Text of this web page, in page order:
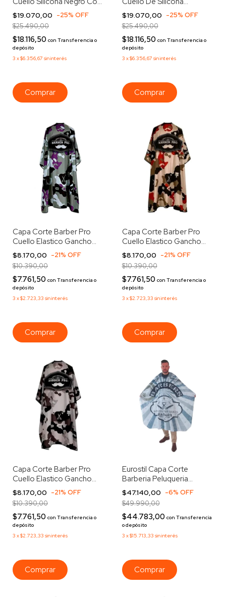
Rojo Manchas Negro Con
Rojo Negro
$19.070,00 -25% OFF
$25.490,00
$18.116,50 con Transferencia o
depósito
3 x$6.356,67 sin interés
Profesional Negro Lisa
Negro
$19.070,00 -25% OFF
$25.490,00
$18.116,50 con Transferencia o
depósito
3 x$6.356,67 sin interés
Capa Corte Barber Pro
Cuello Elastico Gancho
141-a Violeta
$8.170,00 -21% OFF
$10.390,00
$7.761,50 con Transferencia o
depósito
3 x$2.723,33 sin interés
Comprar
Capa Corte Barber Pro
Cuello Elastico Gancho
141-a Rojo
$8.170,00 -21% OFF
$10.390,00
$7.761,50 con Transferencia o
depósito
3 x$2.723,33 sin interés
Comprar
Capa Corte Barber Pro
Cuello Elastico Gancho
141-a Gris
$8.170,00 -21% OFF
$10.390,00
$7.761,50 con Transferencia o
depósito
3 x$2.723,33 sin interés
Comprar
Eurostil Capa Corte
Barberia Peluqueria
Botones Grey 51852
$47.140,00 -6% OFF
$49.990,00
$44.783,00 con Transferencia
o depósito
3 x$15.713,33 sin interés
Comprar